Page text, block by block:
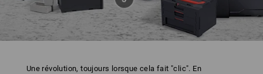
Une révolution, toujours lorsque cela fait "clic". En